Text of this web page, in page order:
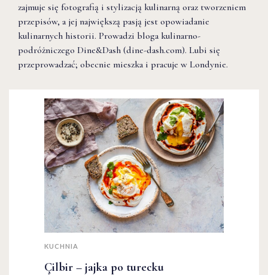
zajmuje się fotografią i stylizacją kulinarną oraz tworzeniem
przepisów, a jej największą pasją jest opowiadanie
kulinarnych historii. Prowadzi bloga kulinarno-
podróżniczego Dine&Dash (dine-dash.com). Lubi się
przeprowadzać; obecnie mieszka i pracuje w Londynie.
KUCHNIA
Çilbir – jajka po turecku